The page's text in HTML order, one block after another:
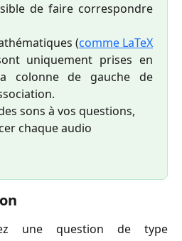
de faire correspondre
(comme LaTeX
uniquement prises en
colonne de gauche de
sons à vos questions,
chaque audio
une question de type